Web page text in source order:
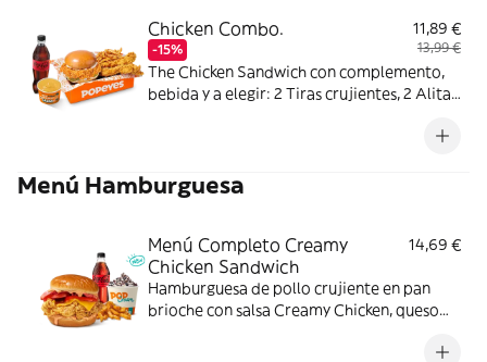
Chicken Combo.
-15%
11,89 €
13,99 €
The Chicken Sandwich con complemento,
bebida y a elegir: 2 Tiras crujientes, 2 Alitas
Menú Hamburguesa
Menú Completo Creamy
Chicken Sandwich
14,69 €
Hamburguesa de pollo crujiente en pan
brioche con salsa Creamy Chicken, queso